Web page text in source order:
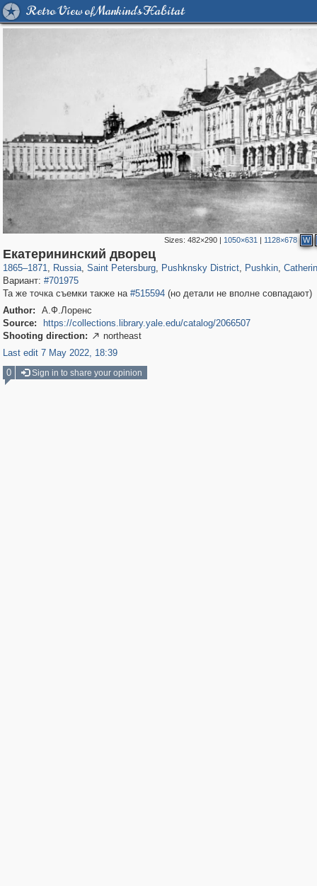
Retro View of Mankind's Habitat
Sizes: 482×290| 1050×631 | 1128×678 W
Екатерининский дворец
1865–1871, Russia
1,406,837 29,243
, Saint Petersburg
197,173 5,709
, Pushknsky District
11,385
, Pushkin,
Вариант: #701975
Та же точка съемки также на #515594(но детали не вполне совпадают)
Author:
А.Ф.Лоренс
Source:
https://collections.library.yale.edu/catalog/2066507
Shooting direction:  northeast
Last edit 7 May 2022, 18:39
0
Sign in to share your opinion